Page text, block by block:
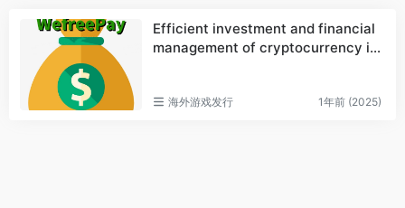
Efficient investment and financial
management of cryptocurrency in
海外游戏发行 1年前 (2025)